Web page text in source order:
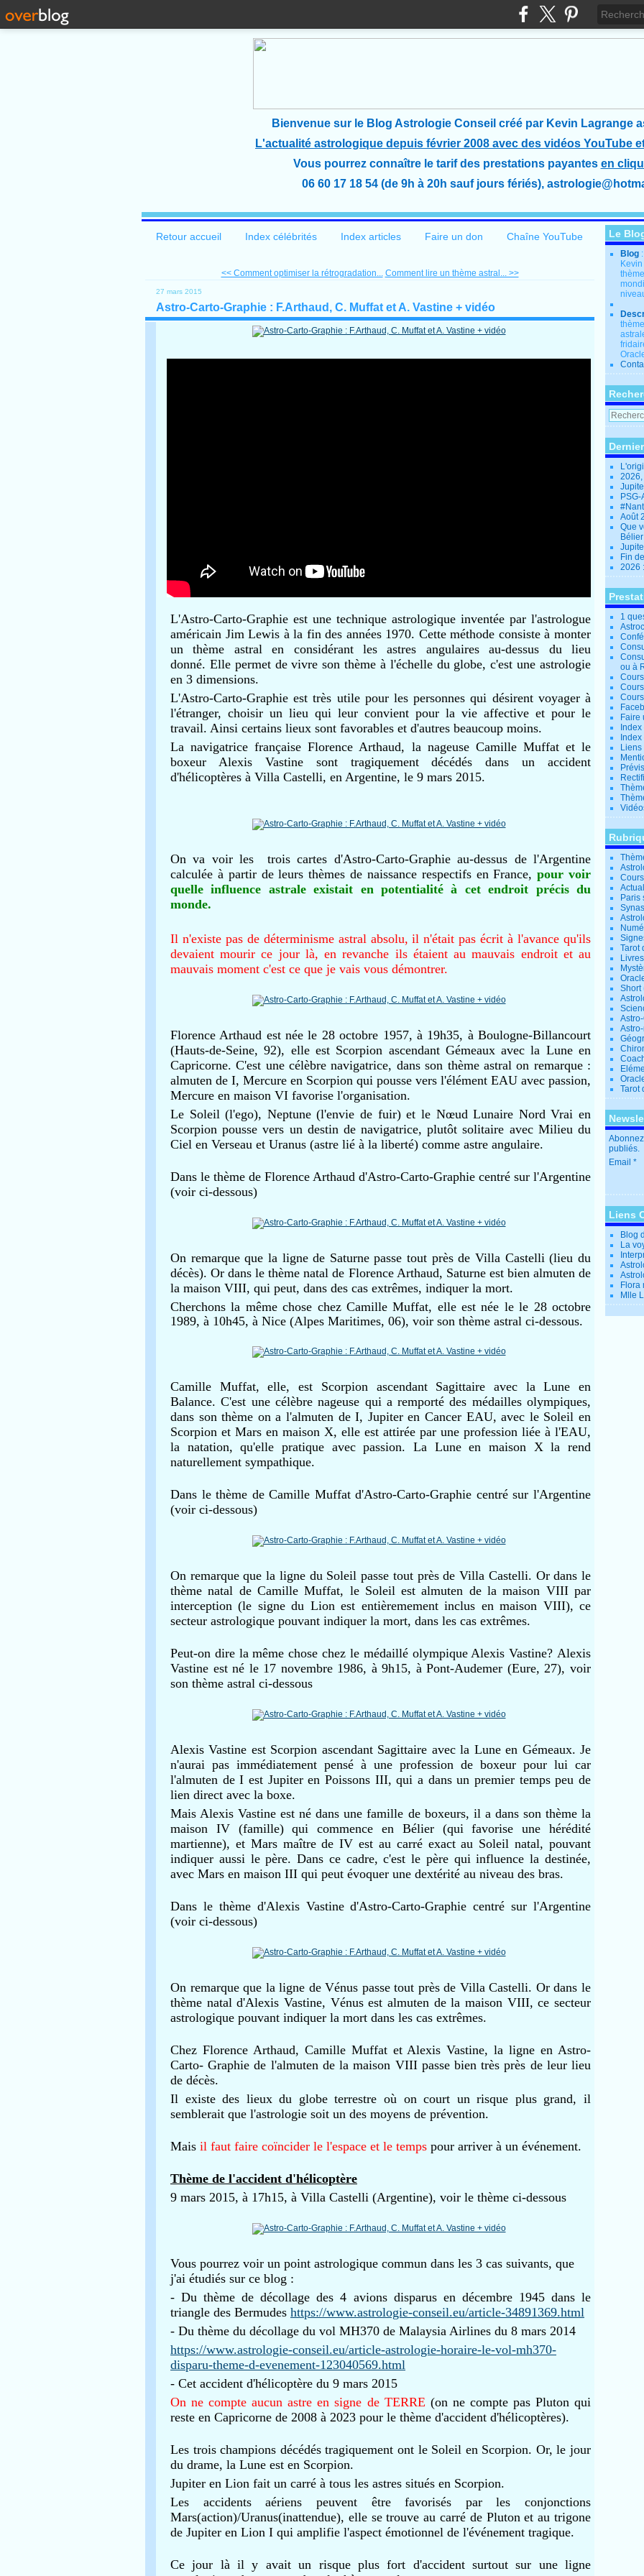
Bienvenue sur le Blog Astrologie Conseil créé par Kevin Lagrange
L'actualité astrologique depuis février 2008 avec des vidéos YouTube
Vous pourrez connaître le tarif des prestations payantes en
06 60 17 18 54 (de 9h à 20h sauf jours fériés),
Retour accueil Index célébrités Index articles Faire un don Chaîne YouTube
<< Comment optimiser la rétrogradation... Comment lire un thème astral... >>
27 mars 2015
Astro-Carto-Graphie : F.Arthaud, C. Muffat et A. Vastine + vidéo
L'Astro-Carto-Graphie est une technique astrologique inventée par l'astrologue
américain Jim Lewis à la fin des années 1970. Cette méthode consiste à monter
un thème astral en considérant les astres angulaires au-dessus du lieu
donné. Elle permet de vivre son thème à l'échelle du globe, c'est une astrologie
en 3 dimensions.
L'Astro-Carto-Graphie est très utile pour les personnes qui désirent voyager à
l'étranger, choisir un lieu qui leur convient pour la vie affective et pour le
travail. Ainsi certains lieux sont favorables et d'autres beaucoup moins.
La navigatrice française Florence Arthaud, la nageuse Camille Muffat et le
boxeur Alexis Vastine sont tragiquement décédés dans un accident
d'hélicoptères à Villa Castelli, en Argentine, le 9 mars 2015.
On va voir les trois cartes d'Astro-Carto-Graphie au-dessus de l'Argentine
calculée à partir de leurs thèmes de naissance respectifs en France, pour voir
quelle influence astrale existait en potentialité à cet endroit précis du
monde.
Il n'existe pas de déterminisme astral absolu, il n'était pas écrit à l'avance qu'ils
devaient mourir ce jour là, en revanche ils étaient au mauvais endroit et au
mauvais moment c'est ce que je vais vous démontrer.
Florence Arthaud est née le 28 octobre 1957, à 19h35, à Boulogne-Billancourt
(Hauts-de-Seine, 92), elle est Scorpion ascendant Gémeaux avec la Lune en
Capricorne. C'est une célèbre navigatrice, dans son thème astral on remarque :
almuten de I, Mercure en Scorpion qui pousse vers l'élément EAU avec passion,
Mercure en maison VI favorise l'organisation.
Le Soleil (l'ego), Neptune (l'envie de fuir) et le Nœud Lunaire Nord Vrai en
Scorpion pousse vers un destin de navigatrice, plutôt solitaire avec Milieu du
Ciel en Verseau et Uranus (astre lié à la liberté) comme astre angulaire.
Dans le thème de Florence Arthaud d'Astro-Carto-Graphie centré sur l'Argentine
(voir ci-dessous)
On remarque que la ligne de Saturne passe tout près de Villa Castelli (lieu du
décès). Or dans le thème natal de Florence Arthaud, Saturne est bien almuten de
la maison VIII, qui peut, dans des cas extrêmes, indiquer la mort.
Cherchons la même chose chez Camille Muffat, elle est née le le 28 octobre
1989, à 10h45, à Nice (Alpes Maritimes, 06), voir son thème astral ci-dessous.
Camille Muffat, elle, est Scorpion ascendant Sagittaire avec la Lune en
Balance. C'est une célèbre nageuse qui a remporté des médailles olympiques,
dans son thème on a l'almuten de I, Jupiter en Cancer EAU, avec le Soleil en
Scorpion et Mars en maison X, elle est attirée par une profession liée à l'EAU,
la natation, qu'elle pratique avec passion. La Lune en maison X la rend
naturellement sympathique.
Dans le thème de Camille Muffat d'Astro-Carto-Graphie centré sur l'Argentine
(voir ci-dessous)
On remarque que la ligne du Soleil passe tout près de Villa Castelli. Or dans le
thème natal de Camille Muffat, le Soleil est almuten de la maison VIII par
interception (le signe du Lion est entièremement inclus en maison VIII), ce
secteur astrologique pouvant indiquer la mort, dans les cas extrêmes.
Peut-on dire la même chose chez le médaillé olympique Alexis Vastine? Alexis
Vastine est né le 17 novembre 1986, à 9h15, à Pont-Audemer (Eure, 27), voir
son thème astral ci-dessous
Alexis Vastine est Scorpion ascendant Sagittaire avec la Lune en Gémeaux. Je
n'aurai pas immédiatement pensé à une profession de boxeur pour lui car
l'almuten de I est Jupiter en Poissons III, qui a dans un premier temps peu de
lien direct avec la boxe.
Mais Alexis Vastine est né dans une famille de boxeurs, il a dans son thème la
maison IV (famille) qui commence en Bélier (qui favorise une hérédité
martienne), et Mars maître de IV est au carré exact au Soleil natal, pouvant
indiquer aussi le père. Dans ce cadre, c'est le père qui influence la destinée,
avec Mars en maison III qui peut évoquer une dextérité au niveau des bras.
Dans le thème d'Alexis Vastine d'Astro-Carto-Graphie centré sur l'Argentine
(voir ci-dessous)
On remarque que la ligne de Vénus passe tout près de Villa Castelli. Or dans le
thème natal d'Alexis Vastine, Vénus est almuten de la maison VIII, ce secteur
astrologique pouvant indiquer la mort dans les cas extrêmes.
Chez Florence Arthaud, Camille Muffat et Alexis Vastine, la ligne en Astro-
Carto- Graphie de l'almuten de la maison VIII passe bien très près de leur lieu
de décès.
Il existe des lieux du globe terrestre où on court un risque plus grand, il
semblerait que l'astrologie soit un des moyens de prévention.
Mais il faut faire coïncider le l'espace et le temps pour arriver à un événement.
Thème de l'accident d'hélicoptère
9 mars 2015, à 17h15, à Villa Castelli (Argentine), voir le thème ci-dessous
Vous pourrez voir un point astrologique commun dans les 3 cas suivants, que
j'ai étudiés sur ce blog :
- Du thème de décollage des 4 avions disparus en décembre 1945 dans le
triangle des Bermudes https://www.astrologie-conseil.eu/article-34891369.html
- Du thème du décollage du vol MH370 de Malaysia Airlines du 8 mars 2014
https://www.astrologie-conseil.eu/article-astrologie-horaire-le-vol-mh370-
disparu-theme-d-evenement-123040569.html
- Cet accident d'hélicoptère du 9 mars 2015
On ne compte aucun astre en signe de TERRE (on ne compte pas Pluton qui
reste en Capricorne de 2008 à 2023 pour le thème d'accident d'hélicoptères).
Les trois champions décédés tragiquement ont le Soleil en Scorpion. Or, le jour
du drame, la Lune est en Scorpion.
Jupiter en Lion fait un carré à tous les astres situés en Scorpion.
Les accidents aériens peuvent être favorisés par les conjonctions
Mars(action)/Uranus(inattendue), elle se trouve au carré de Pluton et au trigone
de Jupiter en Lion I qui amplifie l'aspect émotionnel de l'événement tragique.
Ce jour là il y avait un risque plus fort d'accident surtout sur une ligne
Le
Blog
Août
Que
Fin
2026
1
ou à
Faire
Liens
Paris
Tarot
Short
Tarot
publiés.
Email
Liens
Blog
La
Flora
Mlle